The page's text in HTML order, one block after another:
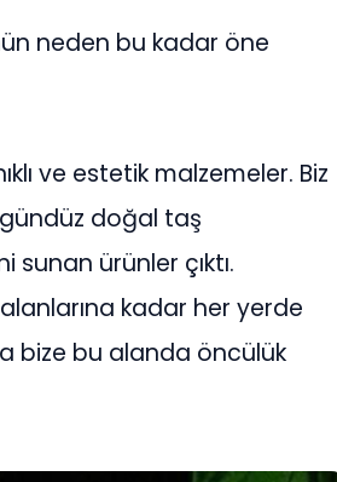
neden bu kadar öne
ve estetik malzemeler. Biz
gündüz doğal taş
sunan ürünler çıktı.
kadar her yerde
bize bu alanda öncülük